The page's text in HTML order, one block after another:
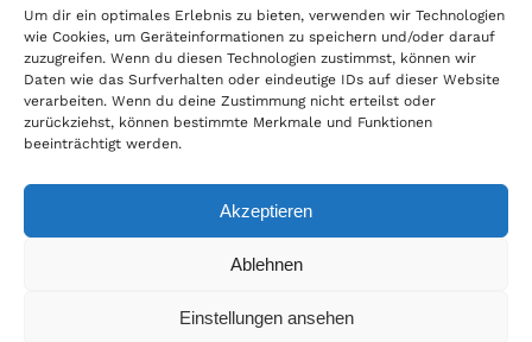
Um dir ein optimales Erlebnis zu bieten, verwenden wir Technologien
wie Cookies, um Geräteinformationen zu speichern und/oder darauf
zuzugreifen. Wenn du diesen Technologien zustimmst, können wir
Daten wie das Surfverhalten oder eindeutige IDs auf dieser Website
verarbeiten. Wenn du deine Zustimmung nicht erteilst oder
zurückziehst, können bestimmte Merkmale und Funktionen
beeinträchtigt werden.
Akzeptieren
Ablehnen
Einstellungen ansehen
erfolgreichen E-Commerce ein. Auch wir sind wie
viele Onlineshops im Netz Mitglied im Händlerbund
und unterstützen fairen Onlinehandel.
© Copyright 2026 | World of Coins |Impressum|Datenschutz|Cookie
|Zahlung & Versand